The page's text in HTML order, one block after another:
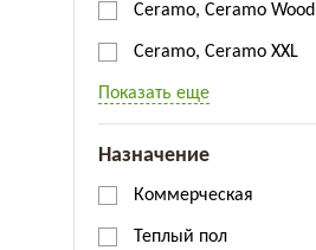
Ceramo, Ceramo Wood
Ceramo, Ceramo XXL
Показать еще
Назначение
Коммерческая
Теплый пол